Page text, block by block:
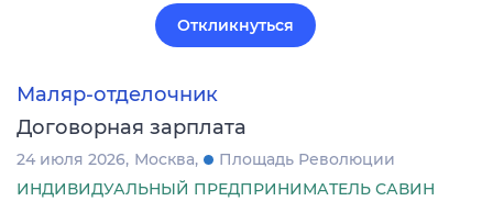
Откликнуться
Маляр-отделочник
Договорная зарплата
24 июля 2026 Москва
Площадь Революции
ИНДИВИДУАЛЬНЫЙ ПРЕДПРИНИМАТЕЛЬ САВИН